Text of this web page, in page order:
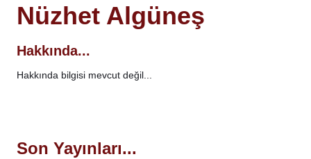
Nüzhet Algüneş
Hakkında...
Hakkında bilgisi mevcut değil...
Son Yayınları...